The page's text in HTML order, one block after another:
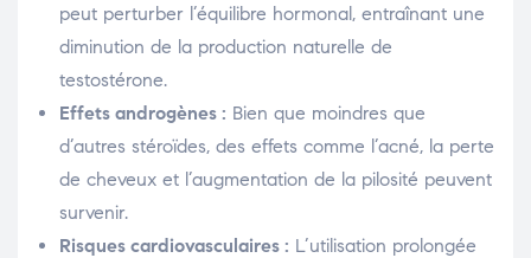
peut perturber l’équilibre hormonal, entraînant une
diminution de la production naturelle de
testostérone.
Effets androgènes : Bien que moindres que
d’autres stéroïdes, des effets comme l’acné, la perte
de cheveux et l’augmentation de la pilosité peuvent
survenir.
Risques cardiovasculaires : L’utilisation prolongée